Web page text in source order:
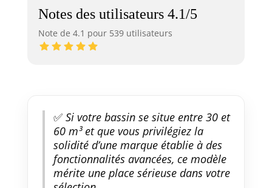
Notes des utilisateurs 4.1/5
Note de 4.1 pour 539 utilisateurs
✅Si votre bassin se situe entre 30 et
60 m³ et que vous privilégiez la
solidité d’une marque établie à des
fonctionnalités avancées, ce modèle
mérite une place sérieuse dans votre